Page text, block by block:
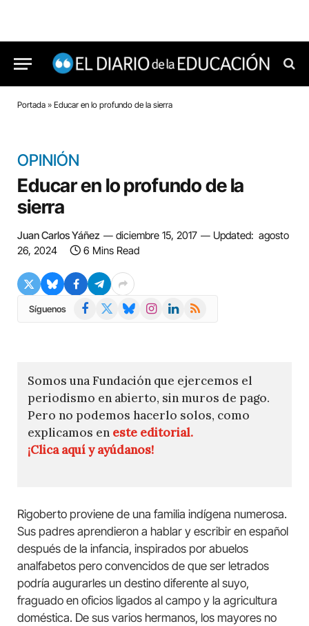
Portada » Educar en lo profundo de la sierra
OPINIÓN
Educar en lo profundo de la
sierra
Juan Carlos Yáñez diciembre 15, 2017 Updated: agosto
26, 2024
6 Mins Read
Síguenos Facebook BlueskyInstagramLinkedIn
RSS
Somos una Fundación que ejercemos el
periodismo en abierto, sin muros de pago.
Pero no podemos hacerlo solos, como
explicamos en este editorial.
¡Clica aquí y ayúdanos!
Rigoberto proviene de una familia indígena numerosa.
Sus padres aprendieron a hablar y escribir en español
después de la infancia, inspirados por abuelos
analfabetos pero convencidos de que ser letrados
podría augurarles un destino diferente al suyo,
fraguado en oficios ligados al campo y la agricultura
doméstica. De sus varios hermanos, los mayores no